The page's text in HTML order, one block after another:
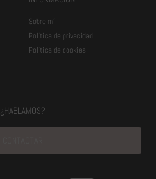
Sobre mí
Política de privacidad
Política de cookies
¿HABLAMOS?